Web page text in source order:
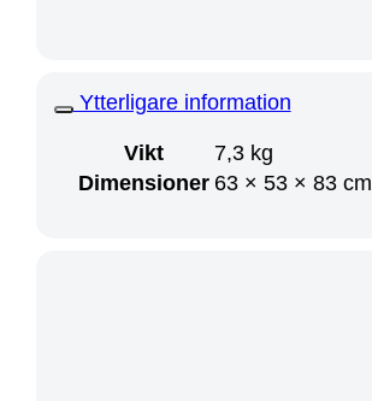
Ytterligare information
Vikt
7,3 kg
Dimensioner 63 × 53 × 83 cm